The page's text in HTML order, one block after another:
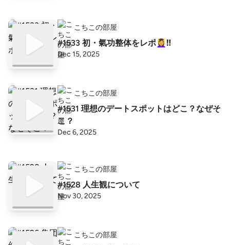
こちこの部屋
#1533 初・氣功整体をレポ💆‍♀️‼️
Dec 15, 2025
こちこの部屋
#1531 理想のデートスポットはどこ？なぜそ
こ？
Dec 6, 2025
こちこの部屋
#1528 人生観について
Nov 30, 2025
こちこの部屋